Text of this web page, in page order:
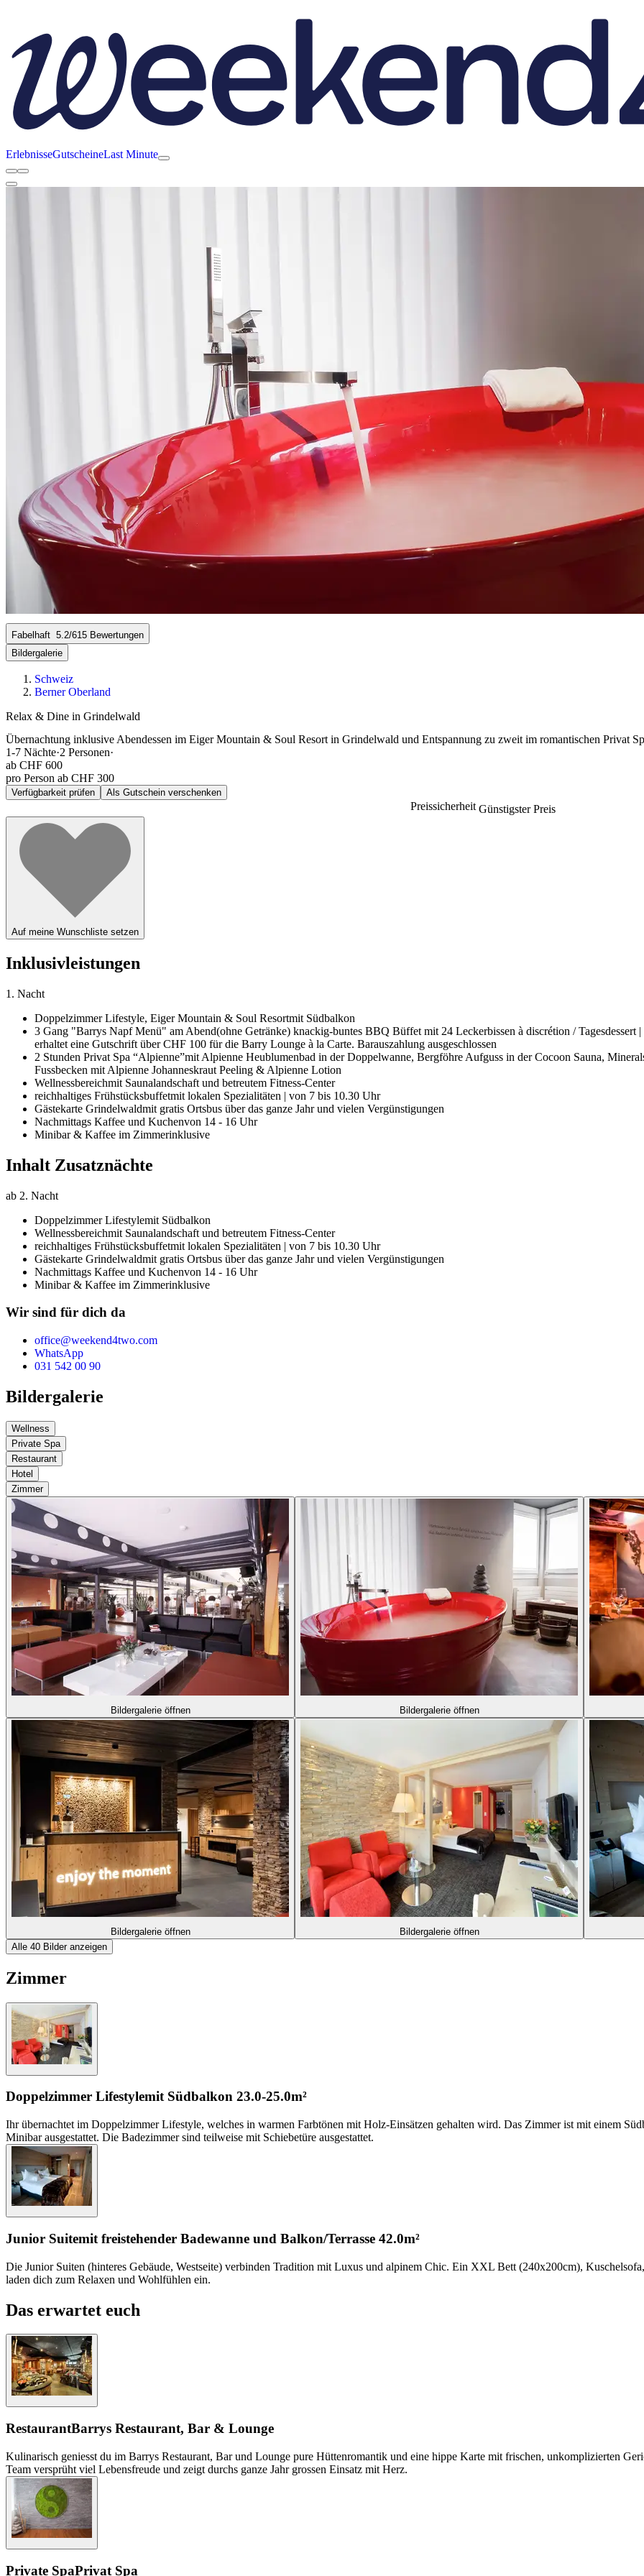
ErlebnisseGutscheineLast Minute
Fabelhaft 5.2/615 Bewertungen
Bildergalerie
Schweiz
Berner Oberland
Relax & Dine in Grindelwald
Übernachtung inklusive Abendessen im Eiger Mountain & Soul Resort in Grindelwald und Entspannung zu zweit im romantischen Privat
1-7 Nächte·2 Personen·
ab CHF 600
pro Person ab CHF 300
Verfügbarkeit prüfen Als Gutschein verschenken
Preissicherheit Günstigster Preis
Auf meine Wunschliste setzen
Inklusivleistungen
1. Nacht
Doppelzimmer Lifestyle, Eiger Mountain & Soul Resortmit Südbalkon
3 Gang "Barrys Napf Menü" am Abend(ohne Getränke) knackig-buntes BBQ Büffet mit 24 Leckerbissen à discrétion / Tagesdessert
erhaltet eine Gutschrift über CHF 100 für die Barry Lounge à la Carte. Barauszahlung ausgeschlossen
2 Stunden Privat Spa “Alpienne”mit Alpienne Heublumenbad in der Doppelwanne, Bergföhre Aufguss in der Cocoon Sauna,
Fussbecken mit Alpienne Johanneskraut Peeling & Alpienne Lotion
Wellnessbereichmit Saunalandschaft und betreutem Fitness-Center
reichhaltiges Frühstücksbuffetmit lokalen Spezialitäten | von 7 bis 10.30 Uhr
Gästekarte Grindelwaldmit gratis Ortsbus über das ganze Jahr und vielen Vergünstigungen
Nachmittags Kaffee und Kuchenvon 14 - 16 Uhr
Minibar & Kaffee im Zimmerinklusive
Inhalt Zusatznächte
ab 2. Nacht
Doppelzimmer Lifestylemit Südbalkon
Wellnessbereichmit Saunalandschaft und betreutem Fitness-Center
reichhaltiges Frühstücksbuffetmit lokalen Spezialitäten | von 7 bis 10.30 Uhr
Gästekarte Grindelwaldmit gratis Ortsbus über das ganze Jahr und vielen Vergünstigungen
Nachmittags Kaffee und Kuchenvon 14 - 16 Uhr
Minibar & Kaffee im Zimmerinklusive
Wir sind für dich da
office@weekend4two.com
WhatsApp
031 542 00 90
Bildergalerie
Wellness
Private Spa
Restaurant
Hotel
Zimmer
Bildergalerie öffnen Bildergalerie öffnen
Bildergalerie öffnen
Bildergalerie öffnen
Alle 40 Bilder anzeigen
Zimmer
Doppelzimmer Lifestylemit Südbalkon 23.0-25.0m²
Ihr übernachtet im Doppelzimmer Lifestyle, welches in warmen Farbtönen mit Holz-Einsätzen gehalten wird. Das Zimmer ist mit einem
Minibar ausgestattet. Die Badezimmer sind teilweise mit Schiebetüre ausgestattet.
Junior Suitemit freistehender Badewanne und Balkon/Terrasse 42.0m²
Die Junior Suiten (hinteres Gebäude, Westseite) verbinden Tradition mit Luxus und alpinem Chic. Ein XXL Bett (240x200cm),
laden dich zum Relaxen und Wohlfühlen ein.
Das erwartet euch
RestaurantBarrys Restaurant, Bar & Lounge
Kulinarisch geniesst du im Barrys Restaurant, Bar und Lounge pure Hüttenromantik und eine hippe Karte mit frischen, unkomplizierten
Team versprüht viel Lebensfreude und zeigt durchs ganze Jahr grossen Einsatz mit Herz.
Private SpaPrivat Spa